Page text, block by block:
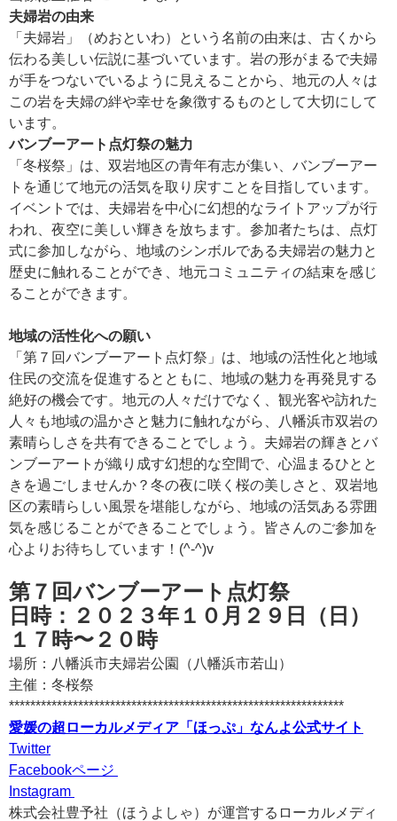
夫婦岩の由来
「夫婦岩」（めおといわ）という名前の由来は、古くから
伝わる美しい伝説に基づいています。岩の形がまるで夫婦
が手をつないでいるように見えることから、地元の人々は
この岩を夫婦の絆や幸せを象徴するものとして大切にして
います。
バンブーアート点灯祭の魅力
「冬桜祭」は、双岩地区の青年有志が集い、バンブーアー
トを通じて地元の活気を取り戻すことを目指しています。
イベントでは、夫婦岩を中心に幻想的なライトアップが行
われ、夜空に美しい輝きを放ちます。参加者たちは、点灯
式に参加しながら、地域のシンボルである夫婦岩の魅力と
歴史に触れることができ、地元コミュニティの結束を感じ
ることができます。
地域の活性化への願い
「第７回バンブーアート点灯祭」は、地域の活性化と地域
住民の交流を促進するとともに、地域の魅力を再発見する
絶好の機会です。地元の人々だけでなく、観光客や訪れた
人々も地域の温かさと魅力に触れながら、八幡浜市双岩の
素晴らしさを共有できることでしょう。夫婦岩の輝きとバ
ンブーアートが織り成す幻想的な空間で、心温まるひとと
きを過ごしませんか？冬の夜に咲く桜の美しさと、双岩地
区の素晴らしい風景を堪能しながら、地域の活気ある雰囲
気を感じることができることでしょう。皆さんのご参加を
心よりお待ちしています！(^-^)v
第７回バンブーアート点灯祭
日時：２０２３年１０月２９日（日）
１７時〜２０時
場所：八幡浜市夫婦岩公園（八幡浜市若山）
主催：冬桜祭
***************************************************************
愛媛の超ローカルメディア「ほっぷ」なんよ公式サイト
Twitter
Facebookページ
Instagram
株式会社豊予社（ほうよしゃ）が運営するローカルメディ